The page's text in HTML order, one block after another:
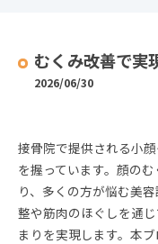
むくみ改善で実
2026/06/30
接骨院で提供される小
を握っています。顔の
り、多くの方が悩む美
整や筋肉のほぐしを通
まりを実現します。本